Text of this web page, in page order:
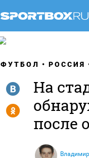
ФУТБОЛ РОССИЯ
На
после
R
Y